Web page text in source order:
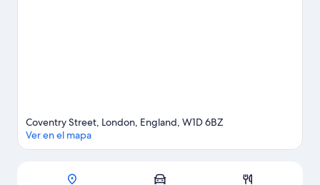
Sección del mapa
Coventry Street, London, England, W1D 6BZ
Ver en el mapa